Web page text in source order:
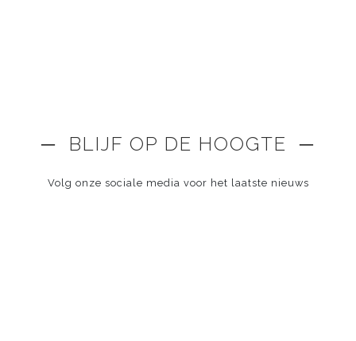
─ BLIJF OP DE HOOGTE ─
Volg onze sociale media voor het laatste nieuws